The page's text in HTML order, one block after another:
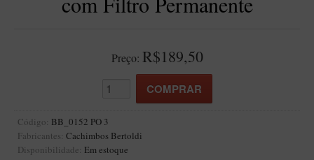
LINHA IDELFONSO BERTOLDI
Artesão Idelfonso Bertoldi
Suporte Botinha para 1 cachimbo
Suporte Churchwarden
Preço: R$189,50
Código: BB_0152 PO 3
Fabricantes: Cachimbos Bertoldi
Disponibilidade: Em estoque